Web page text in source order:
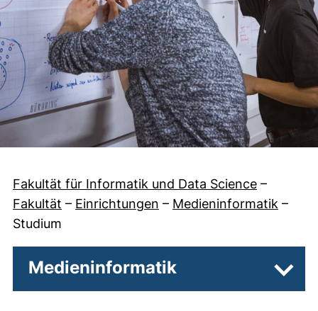
Fakultät für Informatik und Data Science –
Fakultät – Einrichtungen – Medieninformatik –
Studium
Medieninformatik